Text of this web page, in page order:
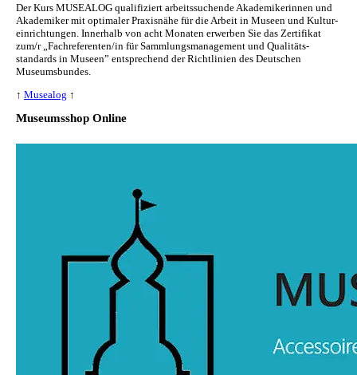
Der Kurs MUSEALOG qualifiziert arbeitssuchende Akademikerinnen und
Akademiker mit optimaler Praxisnähe für die Arbeit in Museen und Kul­tur­
ein­rich­tun­gen. Innerhalb von acht Monaten erwerben Sie das Zertifikat
zum/r „Fachreferenten/in für Sammlungs­management und Qualitäts­
standards in Museen” entsprechend der Richtlinien des Deutschen
Museumsbundes.
↑ Musealog ↑
Museumsshop Online